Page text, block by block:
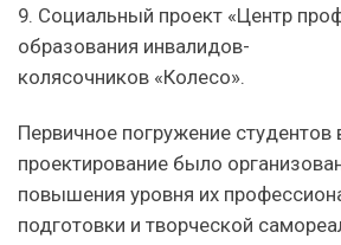
9. Социальный проект «Центр
образования инвалидов-
колясочников «Колесо».
Первичное погружение студентов
проектирование было
повышения уровня их
подготовки и творческой